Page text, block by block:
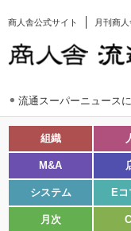
商人舎公式サイト 月刊商
流通スーパーニュース
組織
M&A
システム E
月次